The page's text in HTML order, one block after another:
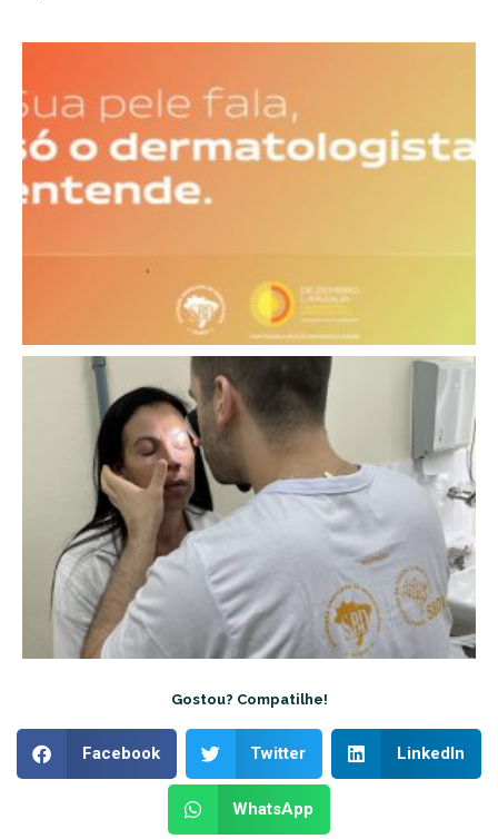
Gostou? Compatilhe!
Facebook Twitter LinkedIn
WhatsApp